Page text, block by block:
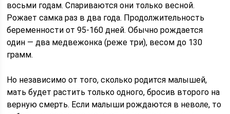
восьми годам. Спариваются они только весной.
Рожает самка раз в два года. Продолжительность
беременности от 95-160 дней. Обычно рождается
один — два медвежонка (реже три), весом до 130
грамм.
Но независимо от того, сколько родится малышей,
мать будет растить только одного, бросив второго на
верную смерть. Если малыши рождаются в неволе, то